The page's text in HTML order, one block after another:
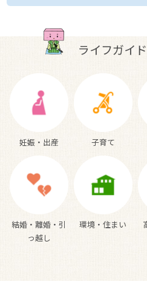
ライフガイ
妊娠・出産 子育て
結婚・離婚・引
っ越し
環境・住まい